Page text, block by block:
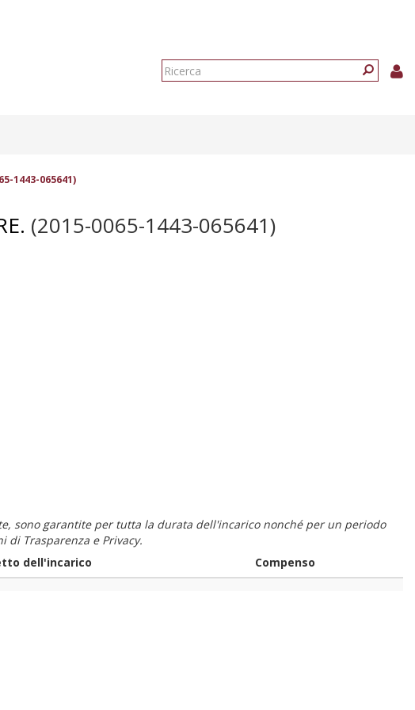
Form
1443-065641)
(2015-0065-1443-065641)
sono garantite per tutta la durata dell'incarico nonché per un periodo
Trasparenza e Privacy.
dell'incarico Compenso